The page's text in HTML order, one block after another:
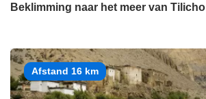
Beklimming naar het meer van Tilicho
Afstand 16 km